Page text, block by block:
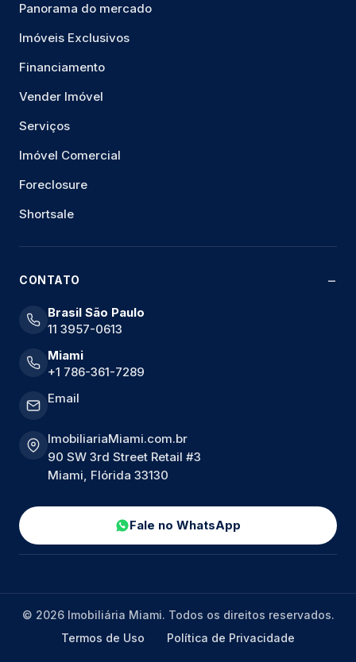
Panorama do mercado
Imóveis Exclusivos
Financiamento
Vender Imóvel
Serviços
Imóvel Comercial
Foreclosure
Shortsale
CONTATO
Brasil São Paulo
11 3957-0613
Miami
+1 786-361-7289
Email
ImobiliariaMiami.com.br
90 SW 3rd Street Retail #3
Miami, Flórida 33130
Fale no WhatsApp
© 2026 Imobiliária Miami. Todos os direitos reservados.
Termos de Uso
Política de Privacidade